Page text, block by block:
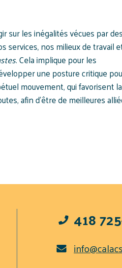
sur les inégalités vécues par des
services, nos milieux de travail
. Cela implique pour les
une posture critique
mouvement, qui favorisent la
afin d’être de meilleures
418